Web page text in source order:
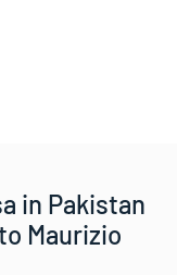
in Pakistan
Maurizio